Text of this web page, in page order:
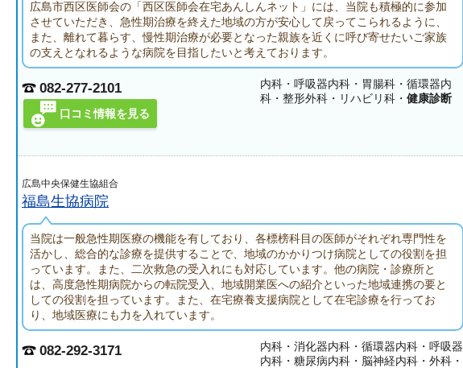
広島市西区医師会の「西区医師会在宅あんしんネット」には、当院も積極的に参加
させていただき、急性期治療を終えた地域の方が安心して戻ってこられるように、
また、離れて暮らす、慢性期治療が必要となった親族を近くに呼び寄せたいご家族
の支えとなれるような病院を目指したいと考えております。
082-277-2101
口コミ情報を見る
内科・呼吸器内科・胃腸科・循環器内
科・整形外科・リハビリ科・健康診断
広島中央保健生協組合
福島生協病院
当院は一般急性期医療の機能を有しており、各標榜科目の医師がそれぞれ専門性を
活かし、総合的な診療を提供することで、地域のかかりつけ病院としての役割を担
っています。また、二次救急の受入れにも対応しています。他の病院・診療所と
は、高度急性期病院からの転院受入、地域開業医への紹介といった地域連携の要と
しての役割を担っています。また、在宅療養支援病院として在宅診療を行ってお
り、地域医療にも力を入れています。
082-292-3171
内科・消化器内科・循環器内科・呼吸器
内科・糖尿病内科・脳神経内科・外科・